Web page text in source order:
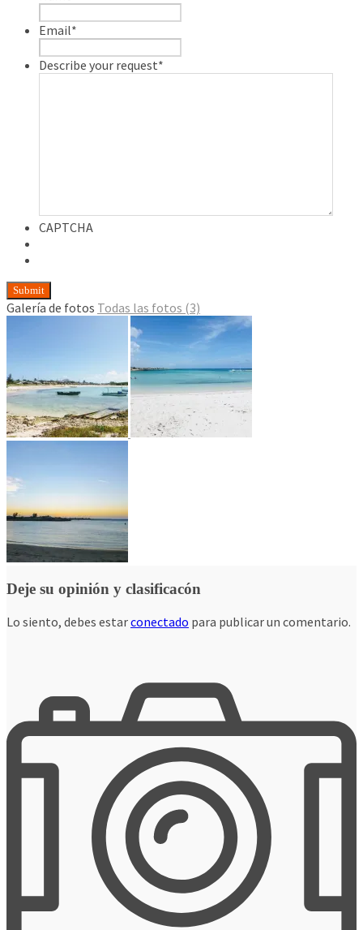
Email*
Describe your request*
CAPTCHA
Galería de fotos Todas las fotos (3)
Deje su opinión y clasificacón
Lo siento, debes estarconectado para publicar un comentario.